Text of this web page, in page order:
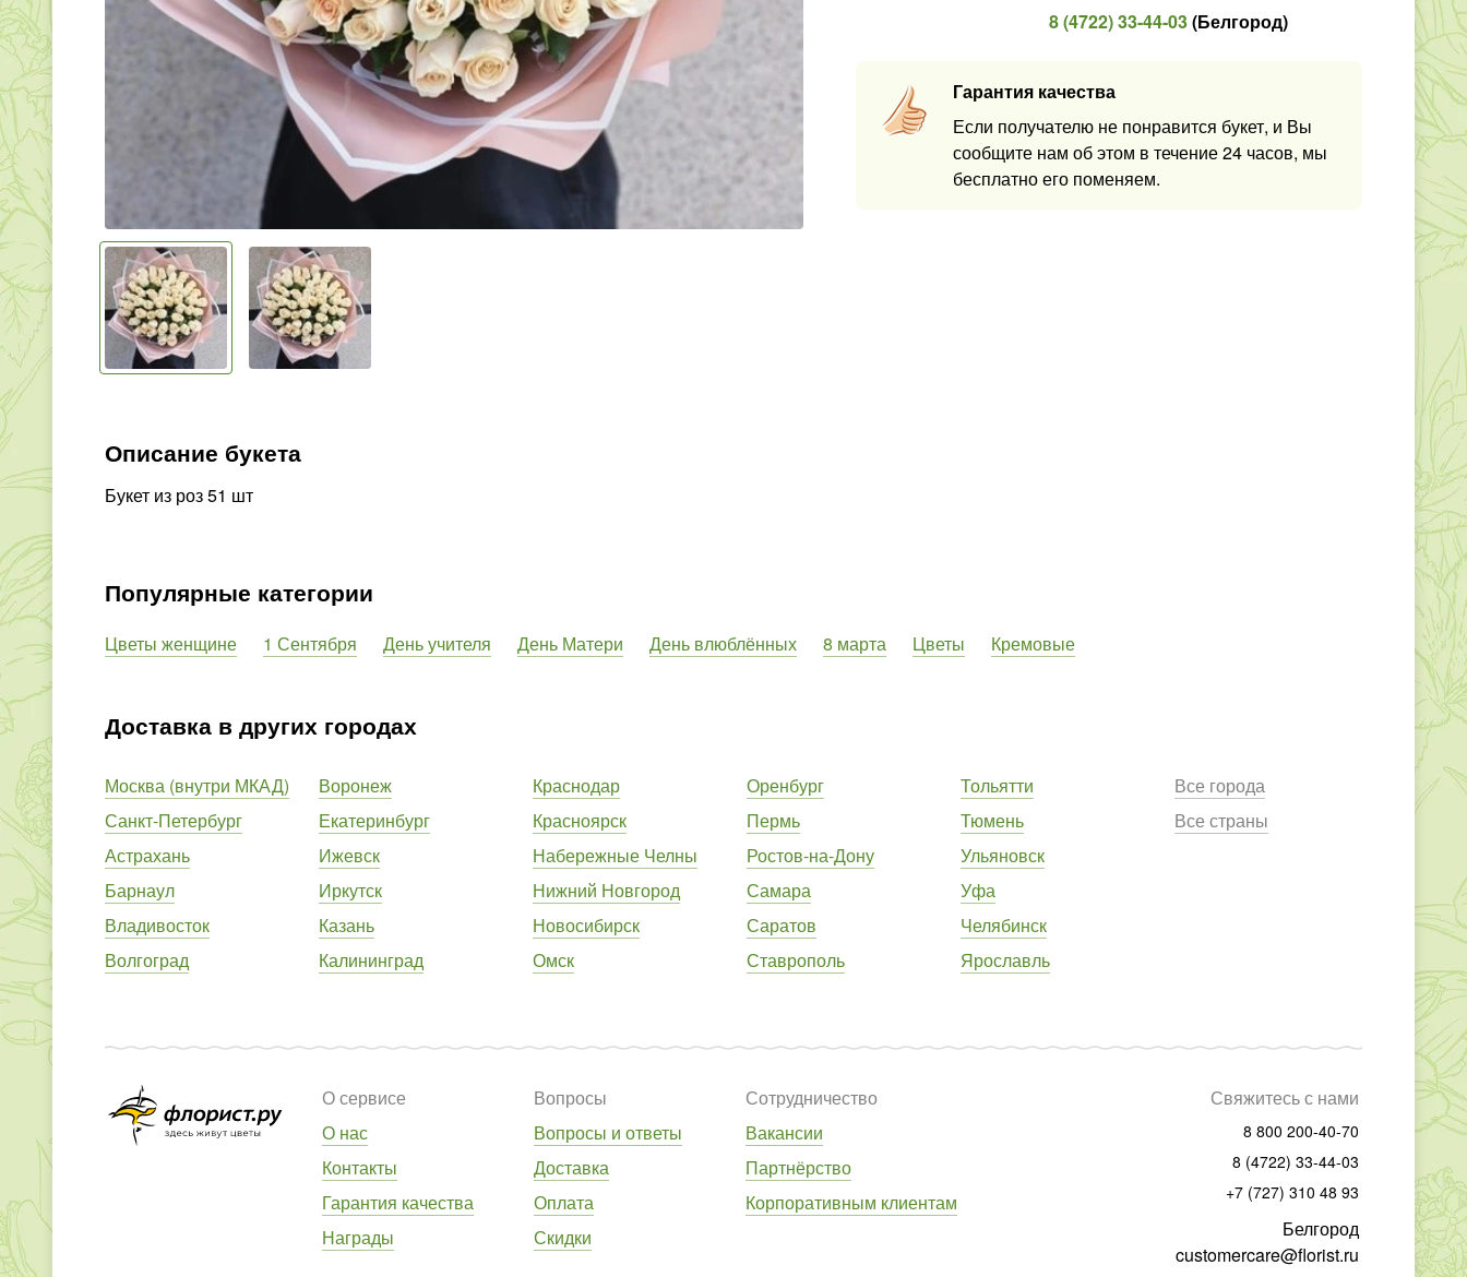
8 (4722) 33-44-03(Белгород)
Гарантия качества
Если получателю не понравится букет, и Вы
сообщите нам об этом в течение 24 часов, мы
бесплатно его поменяем.
Описание букета
Букет из роз 51 шт
Популярные категории
Цветы женщине 1 Сентября День учителя День Матери День влюблённых 8 марта Цветы Кремовые
Доставка в других городах
Москва (внутри МКАД)
Санкт-Петербург
Астрахань
Барнаул
Владивосток
Волгоград
Воронеж
Екатеринбург
Ижевск
Иркутск
Казань
Калининград
Краснодар
Красноярск
Набережные Челны
Нижний Новгород
Новосибирск
Омск
Оренбург
Пермь
Ростов-на-Дону
Самара
Саратов
Ставрополь
Тольятти
Тюмень
Ульяновск
Уфа
Челябинск
Ярославль
Все города
Все страны
О сервисе
О нас
Контакты
Гарантия качества
Награды
Вопросы
Вопросы и ответы
Доставка
Оплата
Скидки
Сотрудничество
Вакансии
Партнёрство
Корпоративным клиентам
Свяжитесь с нами
8 800 200-40-70
8 (4722) 33-44-03
+7 (727) 310 48 93
Белгород
customercare@florist.ru